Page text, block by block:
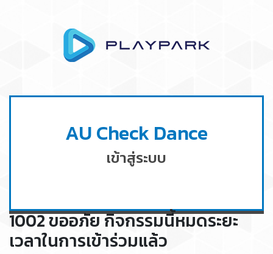
AU Check Dance
เข้าสู่ระบบ
1002 ขออภัย กิจกรรมนี้หมดระยะ
เวลาในการเข้าร่วมแล้ว